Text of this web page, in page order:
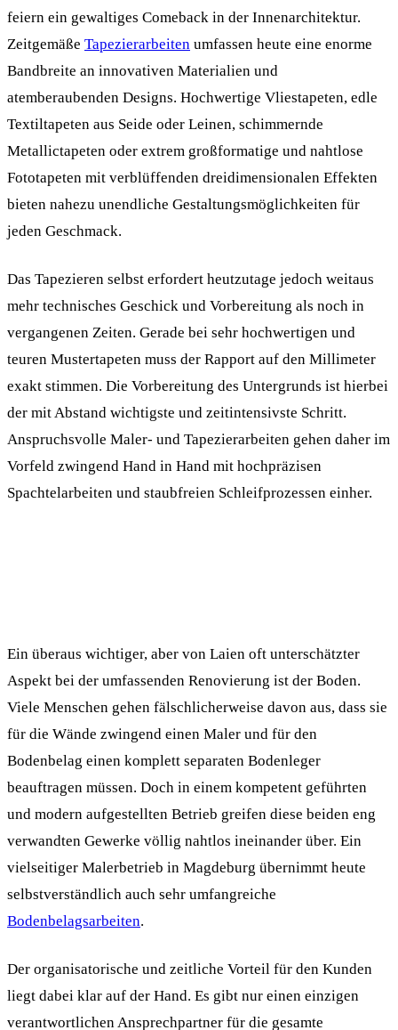
feiern ein gewaltiges Comeback in der Innenarchitektur.
Zeitgemäße Tapezierarbeiten umfassen heute eine enorme
Bandbreite an innovativen Materialien und
atemberaubenden Designs. Hochwertige Vliestapeten, edle
Textiltapeten aus Seide oder Leinen, schimmernde
Metallictapeten oder extrem großformatige und nahtlose
Fototapeten mit verblüffenden dreidimensionalen Effekten
bieten nahezu unendliche Gestaltungsmöglichkeiten für
jeden Geschmack.
Das Tapezieren selbst erfordert heutzutage jedoch weitaus
mehr technisches Geschick und Vorbereitung als noch in
vergangenen Zeiten. Gerade bei sehr hochwertigen und
teuren Mustertapeten muss der Rapport auf den Millimeter
exakt stimmen. Die Vorbereitung des Untergrunds ist hierbei
der mit Abstand wichtigste und zeitintensivste Schritt.
Anspruchsvolle Maler- und Tapezierarbeiten gehen daher im
Vorfeld zwingend Hand in Hand mit hochpräzisen
Spachtelarbeiten und staubfreien Schleifprozessen einher.
Ein überaus wichtiger, aber von Laien oft unterschätzter
Aspekt bei der umfassenden Renovierung ist der Boden.
Viele Menschen gehen fälschlicherweise davon aus, dass sie
für die Wände zwingend einen Maler und für den
Bodenbelag einen komplett separaten Bodenleger
beauftragen müssen. Doch in einem kompetent geführten
und modern aufgestellten Betrieb greifen diese beiden eng
verwandten Gewerke völlig nahtlos ineinander über. Ein
vielseitiger Malerbetrieb in Magdeburg übernimmt heute
selbstverständlich auch sehr umfangreiche
Bodenbelagsarbeiten.
Der organisatorische und zeitliche Vorteil für den Kunden
liegt dabei klar auf der Hand. Es gibt nur einen einzigen
verantwortlichen Ansprechpartner für die gesamte